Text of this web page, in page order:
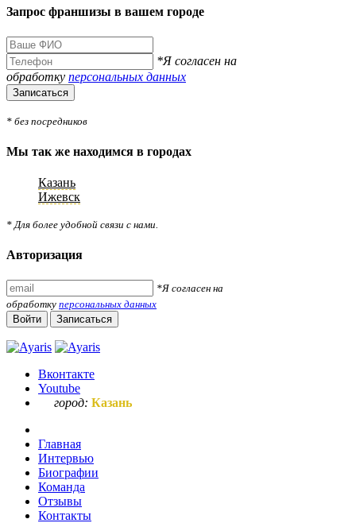
Запрос франшизы в вашем городе
*Я согласен на
обработку персональных данных
Записаться
* без посредников
Мы так же находимся в городах
Казань
Ижевск
* Для более удобной связи с нами.
Авторизация
*Я согласен на
обработку персональных данных
Войти
Записаться
Вконтакте
Youtube
город: Казань
Главная
Интервью
Биографии
Команда
Отзывы
Контакты